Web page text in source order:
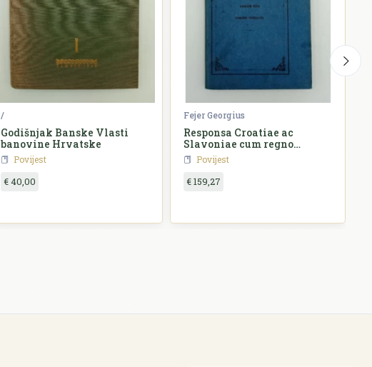
/
Godišnjak Banske Vlasti
banovine Hrvatske
Povijest
€ 40,00
Fejer Georgius
Responsa Croatiae ac
Slavoniae cum regno
Hungariae
Povijest
€ 159,27